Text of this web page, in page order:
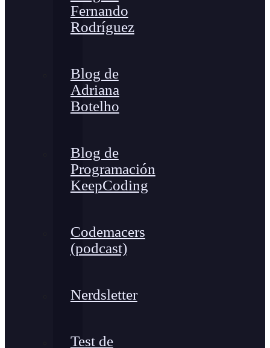
Fernando
Rodríguez
Blog de
Adriana
Botelho
Blog de
Programación
KeepCoding
Codemacers
(podcast)
Nerdsletter
Test de